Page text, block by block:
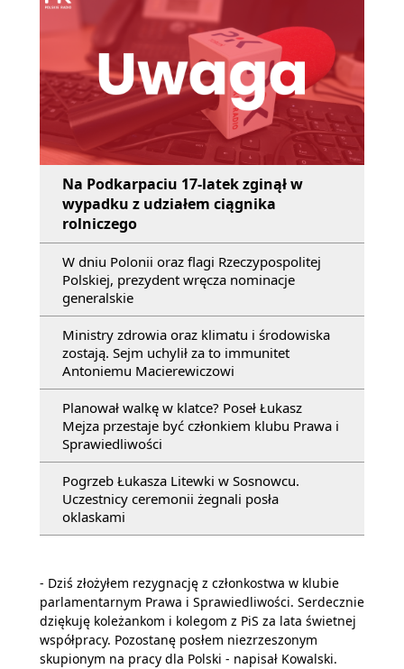
Na Podkarpaciu 17-latek zginął w
wypadku z udziałem ciągnika
rolniczego
W dniu Polonii oraz flagi Rzeczypospolitej
Polskiej, prezydent wręcza nominacje
generalskie
Ministry zdrowia oraz klimatu i środowiska
zostają. Sejm uchylił za to immunitet
Antoniemu Macierewiczowi
Planował walkę w klatce? Poseł Łukasz
Mejza przestaje być członkiem klubu Prawa i
Sprawiedliwości
Pogrzeb Łukasza Litewki w Sosnowcu.
Uczestnicy ceremonii żegnali posła
oklaskami
- Dziś złożyłem rezygnację z członkostwa w klubie
parlamentarnym Prawa i Sprawiedliwości. Serdecznie
dziękuję koleżankom i kolegom z PiS za lata świetnej
współpracy. Pozostanę posłem niezrzeszonym
skupionym na pracy dla Polski - napisał Kowalski.